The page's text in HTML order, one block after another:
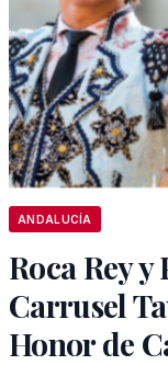
ANDALUCÍA
Roca Rey
Carrusel
Honor de